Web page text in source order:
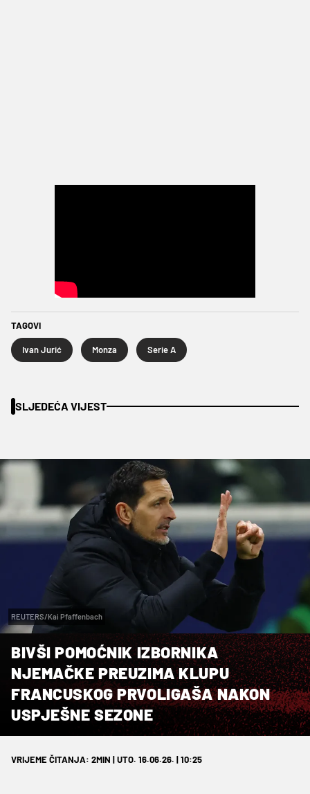
TAGOVI
Ivan Jurić Monza Serie A
SLJEDEĆA VIJEST
REUTERS/Kai Pfaffenbach
BIVŠI POMOĆNIK IZBORNIKA
NJEMAČKE PREUZIMA KLUPU
FRANCUSKOG PRVOLIGAŠA NAKON
USPJEŠNE SEZONE
VRIJEME ČITANJA: 2MIN | UTO. 16.06.26. | 10:25